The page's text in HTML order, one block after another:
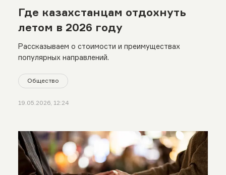
Где казахстанцам отдохнуть
летом в 2026 году
Рассказываем о стоимости и преимуществах
популярных направлений.
Общество
19.05.2026, 12:24